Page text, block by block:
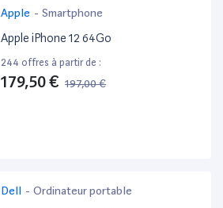
Apple - Smartphone
Apple iPhone 12 64Go
244 offres à partir de :
179,50 € 197,00 €
Dell - Ordinateur portable